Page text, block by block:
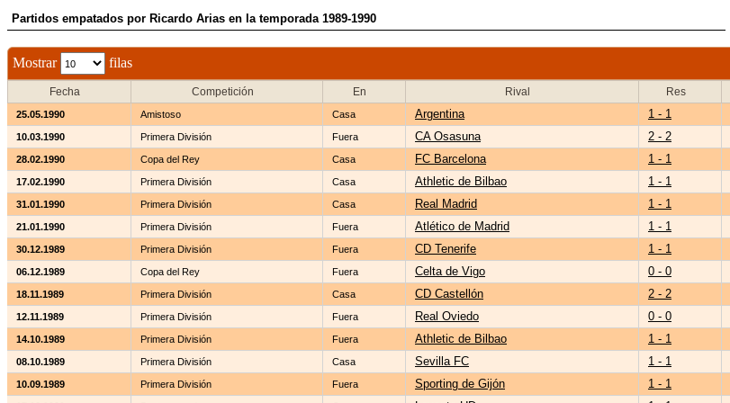
Partidos empatados por Ricardo Arias en la temporada 1989-1990
Mostrar filas
Fecha Competición En Rival Res
25.05.1990 Amistoso Casa Argentina 1 - 1
10.03.1990 Primera División Fuera CA Osasuna 2 - 2
28.02.1990 Copa del Rey Casa FC Barcelona 1 - 1
17.02.1990 Primera División Casa Athletic de Bilbao 1 - 1
31.01.1990 Primera División Casa Real Madrid 1 - 1
21.01.1990 Primera División Fuera Atlético de Madrid 1 - 1
30.12.1989 Primera División Fuera CD Tenerife 1 - 1
06.12.1989 Copa del Rey Fuera Celta de Vigo 0 - 0
18.11.1989 Primera División Casa CD Castellón 2 - 2
12.11.1989 Primera División Fuera Real Oviedo 0 - 0
14.10.1989 Primera División Fuera Athletic de Bilbao 1 - 1
08.10.1989 Primera División Casa Sevilla FC 1 - 1
10.09.1989 Primera División Fuera Sporting de Gijón 1 - 1